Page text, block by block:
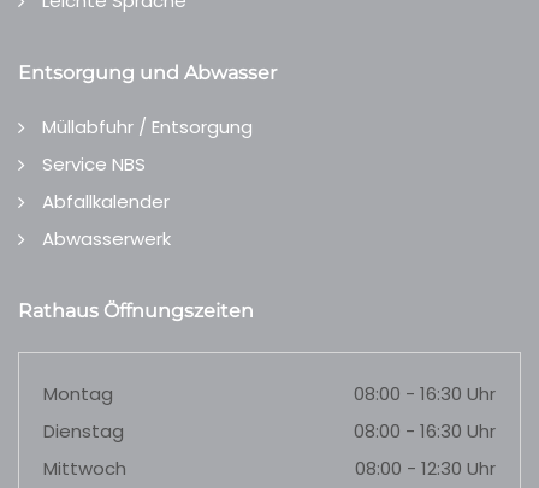
Entsorgung und Abwasser
Müllabfuhr / Entsorgung
Service NBS
Abfallkalender
Abwasserwerk
Rathaus Öffnungszeiten
Montag
08:00 - 16:30 Uhr
Dienstag
08:00 - 16:30 Uhr
Mittwoch
08:00 - 12:30 Uhr